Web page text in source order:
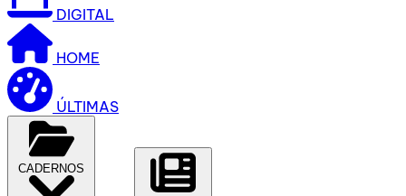
DIGITAL
HOME
ÚLTIMAS
CADERNOS